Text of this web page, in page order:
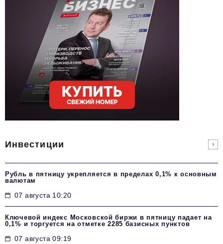
Инвестиции
Рубль в пятницу укрепляется в пределах 0,1% к основным
валютам
07 августа 10:20
Ключевой индекс Московской биржи в пятницу падает на
0,1% и торгуется на отметке 2285 базисных пунктов
07 августа 09:19